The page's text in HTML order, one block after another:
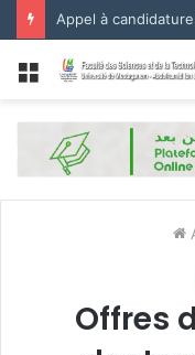
Menu
Offres